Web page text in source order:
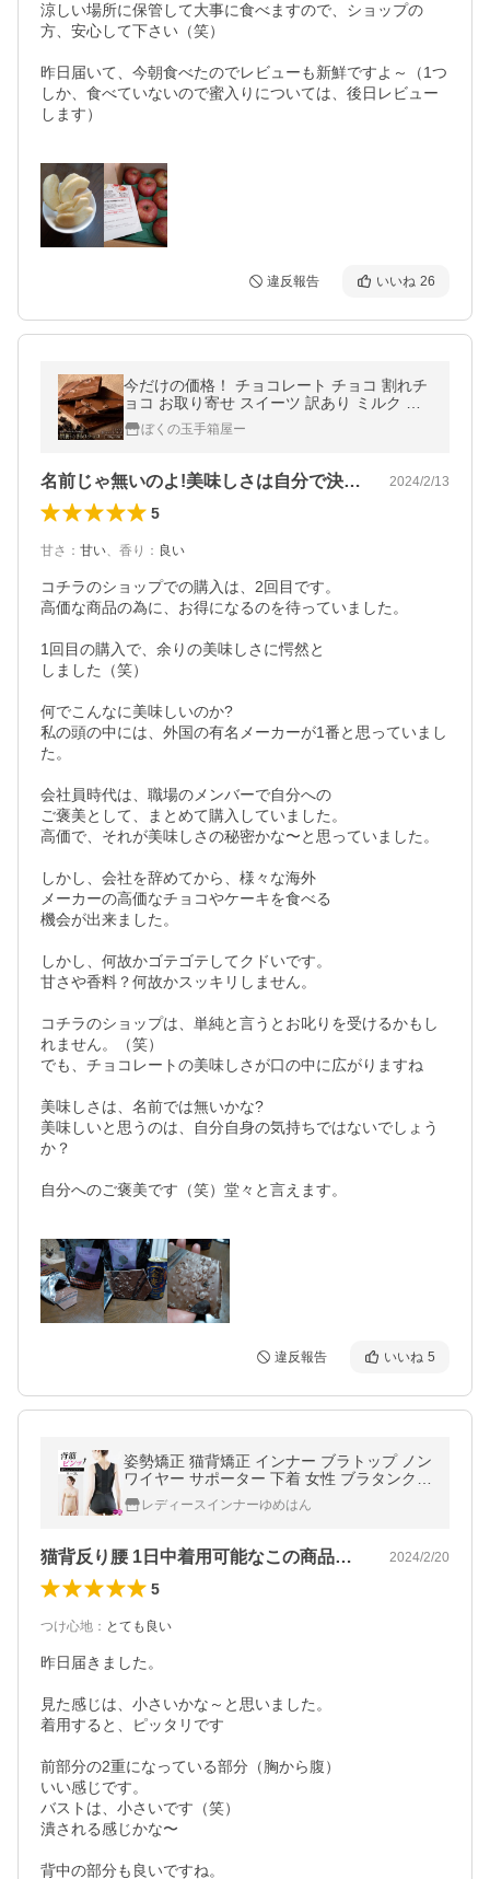
涼しい場所に保管して大事に食べますので、ショップの
方、安心して下さい（笑）
昨日届いて、今朝食べたのでレビューも新鮮ですよ～（1つ
しか、食べていないので蜜入りについては、後日レビュー
します）
違反報告 いいね 26
今だけの価格！ チョコレート チョコ 割れチ
ョコ お取り寄せ スイーツ 訳あり ミルク ザ
ッハトルテ 200g×2 大容量 タブレット お得
用 ポイント利用
ぼくの玉手箱屋ー
名前じゃ無いのよ!美味しさは自分で決める 2024/2/13
5
甘さ ： 甘い、 香り ： 良い
コチラのショップでの購入は、2回目です。
高価な商品の為に、お得になるのを待っていました。
1回目の購入で、余りの美味しさに愕然と
しました（笑）
何でこんなに美味しいのか?
私の頭の中には、外国の有名メーカーが1番と思っていまし
た。
会社員時代は、職場のメンバーで自分への
ご褒美として、まとめて購入していました。
高価で、それが美味しさの秘密かな〜と思っていました。
しかし、会社を辞めてから、様々な海外
メーカーの高価なチョコやケーキを食べる
機会が出来ました。
しかし、何故かゴテゴテしてクドいです。
甘さや香料？何故かスッキリしません。
コチラのショップは、単純と言うとお叱りを受けるかもし
れません。（笑）
でも、チョコレートの美味しさが口の中に広がりますね
美味しさは、名前では無いかな?
美味しいと思うのは、自分自身の気持ちではないでしょう
か？
自分へのご褒美です（笑）堂々と言えます。
違反報告 いいね 5
姿勢矯正 猫背矯正 インナー ブラトップ ノン
ワイヤー サポーター 下着 女性 ブラタンク
シェイパー 巻き肩 肩甲骨 大きいサイズ 効果
レディースインナーゆめはん
猫背反り腰 1日中着用可能なこの商品（笑） 2024/2/20
5
つけ心地 ： とても良い
昨日届きました。
見た感じは、小さいかな～と思いました。
着用すると、ピッタリです
前部分の2重になっている部分（胸から腹）
いい感じです。
バストは、小さいです（笑）
潰される感じかな〜
背中の部分も良いですね。